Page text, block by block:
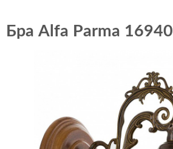
Бра Alfa Parma 16940